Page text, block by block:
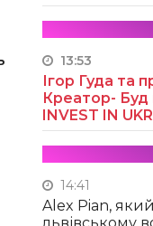
13:53
Ігор Гуда та
Креатор- Буд
INVEST IN
14:41
Alex Pian,